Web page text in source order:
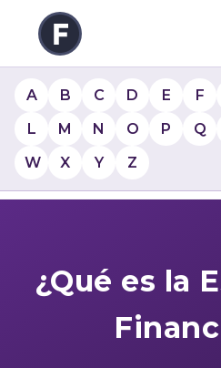
A B C D E F
L
M N O P Q
W
X Y Z
¿Qué es la